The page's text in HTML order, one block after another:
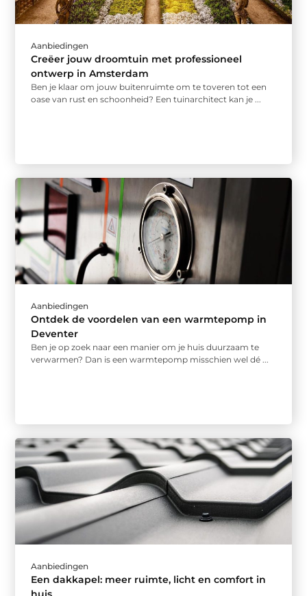
Aanbiedingen
Creëer jouw droomtuin met professioneel
ontwerp in Amsterdam
Ben je klaar om jouw buitenruimte om te toveren tot een
oase van rust en schoonheid? Een tuinarchitect kan je ...
Aanbiedingen
Ontdek de voordelen van een warmtepomp in
Deventer
Ben je op zoek naar een manier om je huis duurzaam te
verwarmen? Dan is een warmtepomp misschien wel dé ...
Aanbiedingen
Een dakkapel: meer ruimte, licht en comfort in